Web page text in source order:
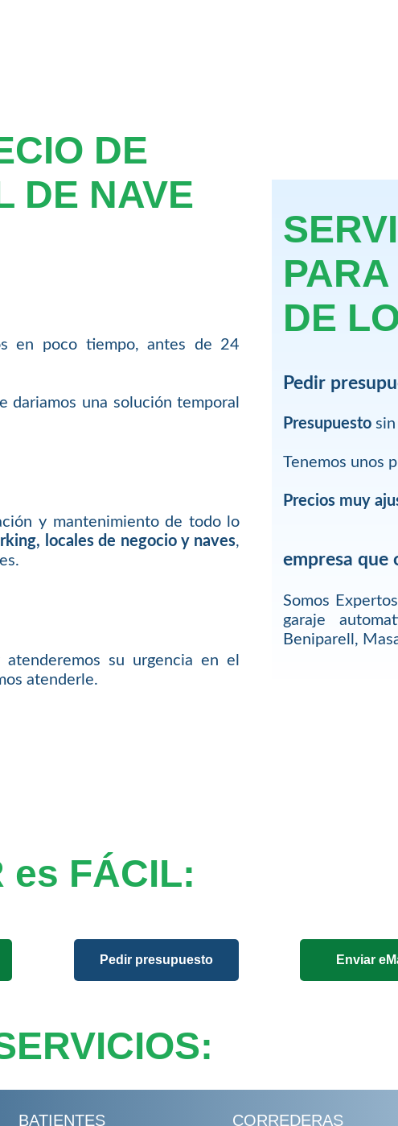
DE
DE NAVE
en poco tiempo, antes de 24
dariamos una solución temporal
y mantenimiento de todo lo
locales de negocio y naves,
su urgencia en el
atenderle.
DE
Pedir
Presupuestosin
Tenemos unos
Precios muy
empresa que
Somos
garaje
Beniparell,
es FÁCIL:
Pedir presupuesto Enviar
BATIENTES CORREDERAS